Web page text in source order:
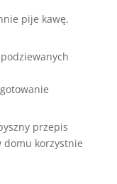
pije kawę.
przepis
domu korzystnie